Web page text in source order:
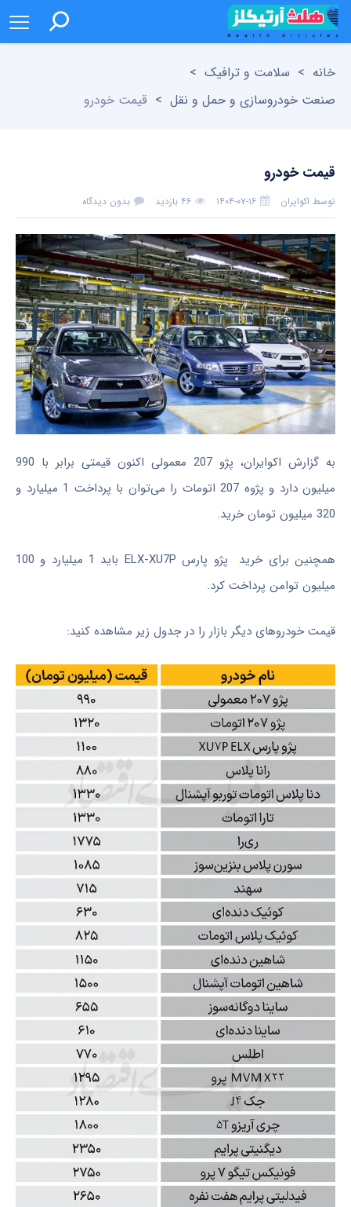
خانه > سلامت و ترافیک >
صنعت خودروسازی و حمل و نقل > قیمت خودرو
قیمت خودرو
توسط اکوایران ۱۴۰۴-۰۷-۱۶ ۴۶ بازدید بدون دیدگاه
به گزارش اکوایران، پژو 207 معمولی اکنون قیمتی برابر با 990
میلیون دارد و پژوه 207 اتومات را می‌توان با پرداخت 1 میلیارد و
320 میلیون تومان خرید.
همچنین برای خرید پژو پارس ELX-XU7P باید 1 میلیارد و 100
میلیون توامن پرداخت کرد.
قیمت خودروهای دیگر بازار را در جدول زیر مشاهده کنید: